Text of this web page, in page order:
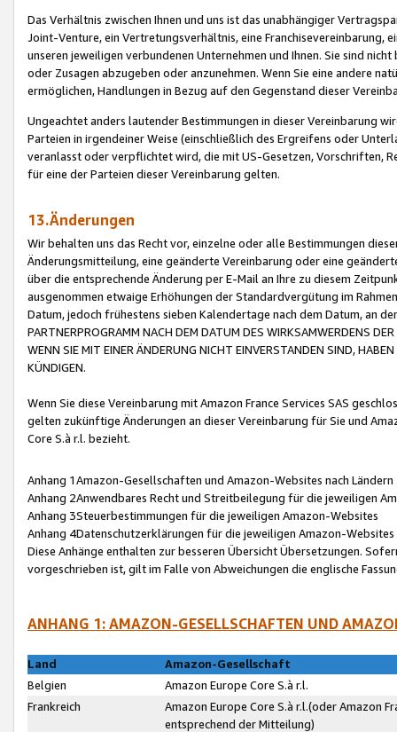
Das Verhältnis zwischen Ihnen und uns ist das unabhängiger
Joint-Venture, ein Vertretungsverhältnis, eine Franchisevereinbarung,
unseren jeweiligen verbundenen Unternehmen und Ihnen. Sie sind
oder Zusagen abzugeben oder anzunehmen. Wenn Sie eine andere
ermöglichen, Handlungen in Bezug auf den Gegenstand dieser
Ungeachtet anders lautender Bestimmungen in dieser Vereinbarung
Parteien in irgendeiner Weise (einschließlich des Ergreifens oder
veranlasst oder verpflichtet wird, die mit US-Gesetzen, Vorschriften,
für eine der Parteien dieser Vereinbarung gelten.
13.Änderungen
Wir behalten uns das Recht vor, einzelne oder alle Bestimmungen
Änderungsmitteilung, eine geänderte Vereinbarung oder eine
über die entsprechende Änderung per E-Mail an Ihre zu diesem
ausgenommen etwaige Erhöhungen der Standardvergütung im
Datum, jedoch frühestens sieben Kalendertage nach dem Datum, an
PARTNERPROGRAMM NACH DEM DATUM DES WIRKSAMWERDENS
WENN SIE MIT EINER ÄNDERUNG NICHT EINVERSTANDEN SIND,
KÜNDIGEN.
Wenn Sie diese Vereinbarung mit Amazon France Services SAS
gelten zukünftige Änderungen an dieser Vereinbarung für Sie und
Core S.à r.l. bezieht.
Anhang 1Amazon-Gesellschaften und Amazon-Websites nach Ländern
Anhang 2Anwendbares Recht und Streitbeilegung für die jeweiligen
Anhang 3Steuerbestimmungen für die jeweiligen Amazon-Websites
Anhang 4Datenschutzerklärungen für die jeweiligen Amazon-Websites
Diese Anhänge enthalten zur besseren Übersicht Übersetzungen.
vorgeschrieben ist, gilt im Falle von Abweichungen die englische
ANHANG 1: AMAZON-GESELLSCHAFTEN UND
Land
Amazon-Gesellschaft
Belgien
Amazon Europe Core S.à r.l.
Frankreich
Amazon Europe Core S.à r.l.(oder Amazon
entsprechend der Mitteilung)